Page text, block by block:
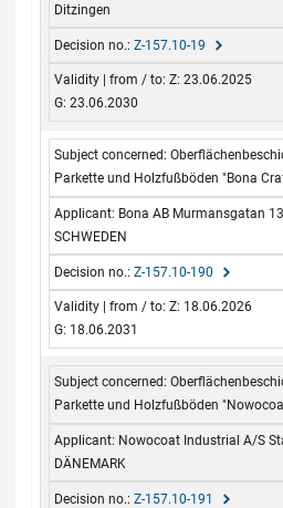
Ditzingen
Z-157.10-19
Z: 23.06.2025
G: 23.06.2030
Parkette und Holzfußböden "Bona
Bona AB Murmansgatan
SCHWEDEN
Z-157.10-190
Z: 18.06.2026
G: 18.06.2031
Parkette und Holzfußböden
Nowocoat Industrial A/S
DÄNEMARK
Z-157.10-191